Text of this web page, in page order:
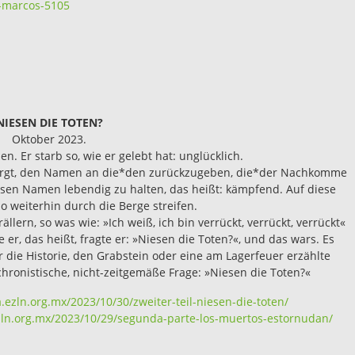
5105
DIE TOTEN?
Oktober 2023.
Er starb so, wie er gelebt hat: unglücklich.
den Namen an die*den zurückzugeben, die*der Nachkomme
Namen lebendig zu halten, das heißt: kämpfend. Auf diese
weiterhin durch die Berge streifen.
so was wie: »Ich weiß, ich bin verrückt, verrückt, verrückt«
das heißt, fragte er: »Niesen die Toten?«, und das wars. Es
Historie, den Grabstein oder eine am Lagerfeuer erzählte
nicht-zeitgemäße Frage: »Niesen die Toten?«
2023/10/30/zweiter-teil-niesen-die-toten/
2023/10/29/segunda-parte-los-muertos-estornudan/